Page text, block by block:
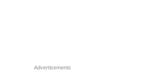
Advertisements